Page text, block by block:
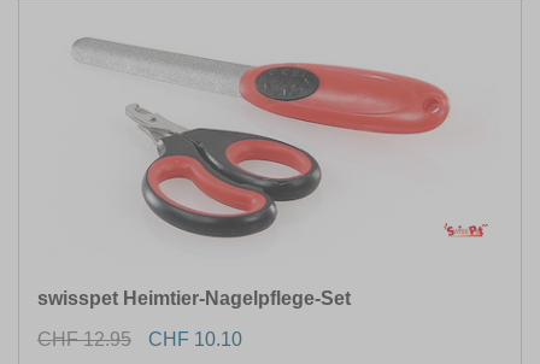
swisspet Heimtier-Nagelpflege-Set
CHF 12.95
CHF 10.10